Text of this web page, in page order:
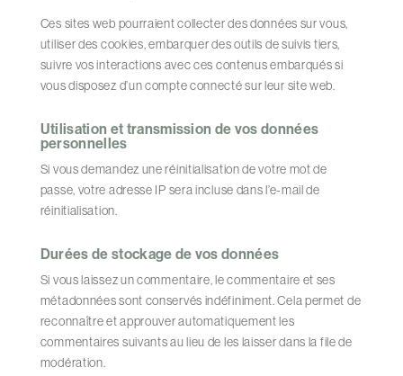
Ces sites web pourraient collecter des données sur vous,
utiliser des cookies, embarquer des outils de suivis tiers,
suivre vos interactions avec ces contenus embarqués si
vous disposez d’un compte connecté sur leur site web.
Utilisation et transmission de vos données
personnelles
Si vous demandez une réinitialisation de votre mot de
passe, votre adresse IP sera incluse dans l’e-mail de
réinitialisation.
Durées de stockage de vos données
Si vous laissez un commentaire, le commentaire et ses
métadonnées sont conservés indéfiniment. Cela permet de
reconnaître et approuver automatiquement les
commentaires suivants au lieu de les laisser dans la file de
modération.